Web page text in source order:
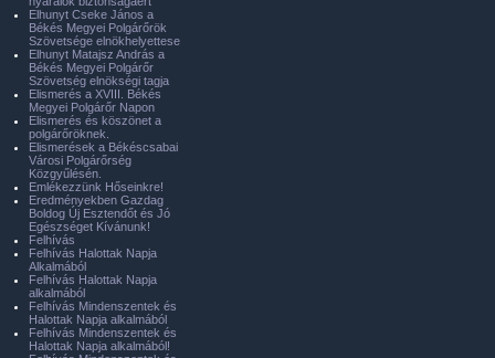
Elhunyt Cseke János a
Békés Megyei Polgárőrök
Szövetsége elnökhelyettese
Elhunyt Matajsz András a
Békés Megyei Polgárőr
Szövetség elnökségi tagja
Elismerés a XVIII. Békés
Megyei Polgárőr Napon
Elismerés és köszönet a
polgárőröknek.
Elismerések a Békéscsabai
Városi Polgárőrség
Közgyűlésén.
Emlékezzünk Hőseinkre!
Eredményekben Gazdag
Boldog Új Esztendőt és Jó
Egészséget Kívánunk!
Felhívás
Felhívás Halottak Napja
Alkalmából
Felhívás Halottak Napja
alkalmából
Felhívás Mindenszentek és
Halottak Napja alkalmából
Felhívás Mindenszentek és
Halottak Napja alkalmából!